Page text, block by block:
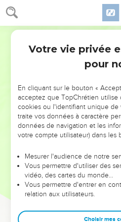
NE MANQUEZ PAS
DE
ET SI LEURS ERREURS
leur foi ou leur vision. Mais on voit
et les saisons difficiles qu'ils ont
sont elles qui les
Dans cette conférence, leaders,
clés pour avancer avec plus de
Votre vie privée
pour
En cliquant sur le bouton «
acceptez que TopChrétien utilise
cookies ou l'identifiant unique de
traite vos données à caractère
données de navigation et les
votre compte utilisateur) dans les
Mesurer l'audience de notre
Vous permettre d'utiliser des
vidéo, des cartes du monde…
Vous permettre d'entrer en
relation aux utilisateurs.
Choisir mes